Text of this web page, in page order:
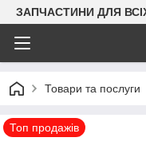
ЗАПЧАСТИНИ ДЛЯ
Товари та послуги
Топ продажів